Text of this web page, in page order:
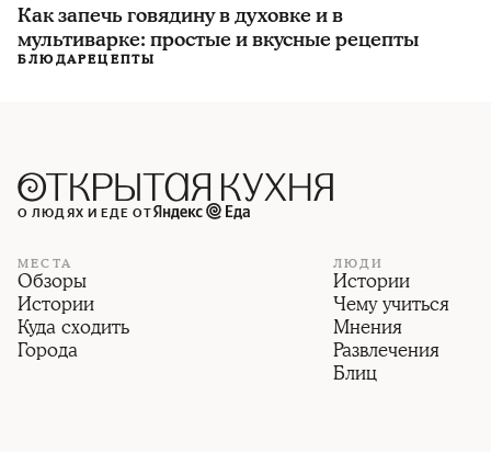
Как запечь говядину в духовке и в
мультиварке: простые и вкусные рецепты
БЛЮДАРЕЦЕПТЫ
О ЛЮДЯХ И ЕДЕ ОТ
МЕСТА
Обзоры
Истории
Куда сходить
Города
ЛЮДИ
Истории
Чему учиться
Мнения
Развлечения
Блиц